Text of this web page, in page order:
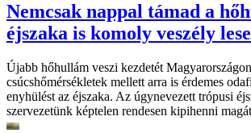
Nemcsak nappal támad a
éjszaka is komoly veszély
Újabb hőhullám veszi kezdetét
csúcshőmérsékletek mellett arra is érdemes
enyhülést az éjszaka. Az úgynevezett trópusi
szervezetünk képtelen rendesen kipihenni